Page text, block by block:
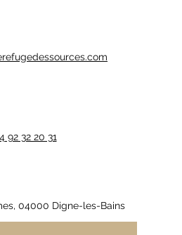
92 32 20 31
04000 Digne-les-Bains